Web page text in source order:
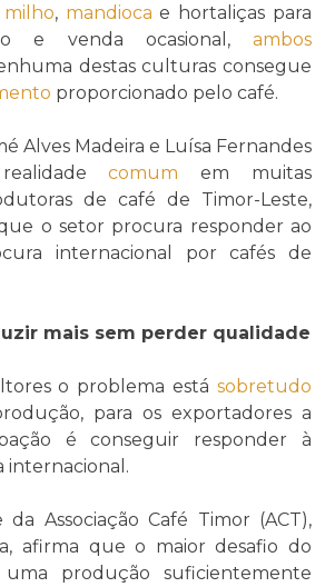
milho, mandioca e hortaliças para
e venda ocasional, ambos
destas culturas consegue
proporcionado pelo café.
Alves Madeira e Luísa Fernandes
comum em muitas
de café de Timor-Leste,
o setor procura responder ao
internacional por cafés de
mais sem perder qualidade
o problema está sobretudo
para os exportadores a
é conseguir responder à
internacional.
Associação Café Timor (ACT),
afirma que o maior desafio do
uma produção suficientemente